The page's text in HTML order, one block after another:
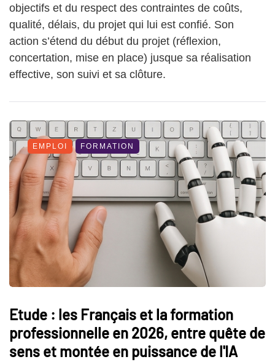
objectifs et du respect des contraintes de coûts,
qualité, délais, du projet qui lui est confié. Son
action s’étend du début du projet (réflexion,
concertation, mise en place) jusque sa réalisation
effective, son suivi et sa clôture.
EMPLOI FORMATION
Etude : les Français et la formation
professionnelle en 2026, entre quête de
sens et montée en puissance de l'IA